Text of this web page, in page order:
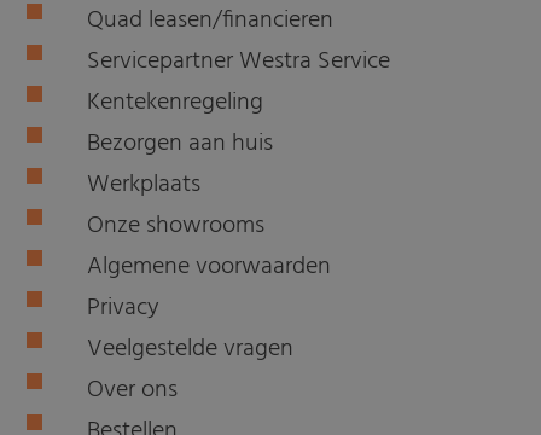
Quad leasen/financieren
Servicepartner Westra Service
Kentekenregeling
Bezorgen aan huis
Werkplaats
Onze showrooms
Algemene voorwaarden
Privacy
Veelgestelde vragen
Over ons